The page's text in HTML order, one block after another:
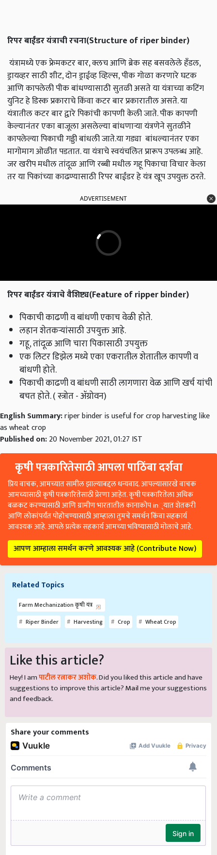
रिपर बाईंडर यंत्राची रचना(Structure of riper binder)
यंत्रामध्ये एक फ्रेमकटर बार, क्लच आणि ब्रेक सह बसवलेले हँडल,
ड्रायव्हर साठी शीट, दोन ड्राईव्ह व्हिल्स, पीक गोळा करणारे घटक
आणि कापलेली पीक बांधण्यासाठी सुतळी असते या यंत्राच्या कटिंग
युनिट हे डिस्क प्रकाराचे किंवा कटर बार प्रकारातील असते. या
यंत्रातील कटर बार द्वारे पिकांची कापणी केली जाते. पीक कापणी
केल्यानंतर एका बाजूला असलेल्या बांधणाऱ्या यंत्रणेने सुतळीने
कापलेल्या पिकाची गड्डी बांधली जाते.या गड्या बांधल्यानंतर एका
मागोमाग ओळीत पडतात. या यंत्राचे स्वयंचलित प्रारूप उपलब्ध आहे.
जर खरीप मधील तांदूळ आणि रब्बी मधील गहू पिकाचा विचार केला
तर या पिकांच्या काढण्यासाठी रिपर बाईंडर हे यंत्र खूप उपयुक्त ठरते.
ADVERTISEMENT
रिपर बाईंडर यंत्राचे वैशिष्ट्य(Feature of ripper binder)
पिकाची काढणी व बांधणी एकाच वेळी होते.
लहान शेतकऱ्यांसाठी उपयुक्त आहे.
गहू, तांदूळ आणि चारा पिकासाठी उपयुक्त
एक लिटर डिझेल मध्ये एका एकरातील शेतातील कापणी व
बांधणी होते.
पिकाची काढणी व बांधणी साठी लागणारा वेळ आणि खर्च यांची
बचत होते. ( स्त्रोत - ॲग्रोवन)
English Summary:riper binder is useful for crop harvesting like
as wheat crop
Published on:20 November 2021, 01:27 IST
कृषी पत्रकारितेसाठी आपला पाठिंबा दर्शवा
प्रिय वाचक, आमच्यात सामील झाल्याबद्दल धन्यवाद. आपल्यासारखे वाचक
आमच्यासाठी कृषी पत्रकारितेसाठी प्रेरणा आहेत. कृषी पत्रकारितेला अधिक
बळकट करण्यासाठी आणि ग्रामीण भारतातील कानाकोप in्यात शेतकरी
आणि लोकांपर्यंत पोहोचण्यासाठी आम्हाला तुमचे समर्थन किंवा सहकार्य
आवश्यक आहे. आपले प्रत्येक सहकार्य आमच्या भविष्यासाठी मोलाचे आहे.
आपण आम्हाला समर्थन करणे आवश्यक आहे (Contribute Now)
Related Topics
Farm Mechanization कृषी यंत्र
Riper Binder
Harvesting Crop Wheat Crop
Like this article?
Hey! I amपाटील रत्नाकर अशोक. Did you liked this article and have
suggestions to improve this article?Mailme your suggestions
and feedback.
Share your comments